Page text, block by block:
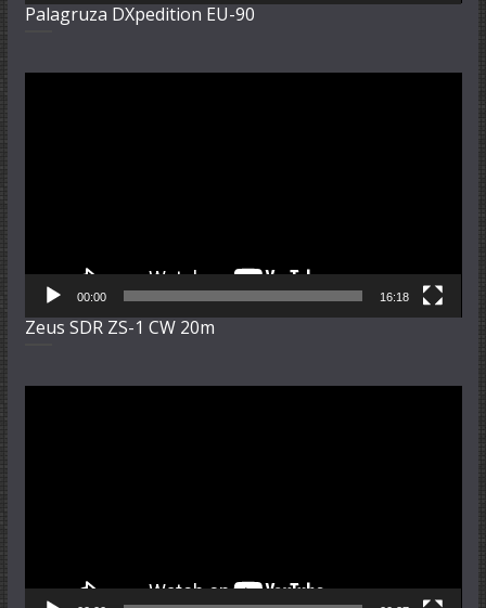
Palagruza DXpedition EU-90
00:00 16:18
Zeus SDR ZS-1 CW 20m